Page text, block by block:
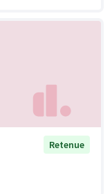
Retenue